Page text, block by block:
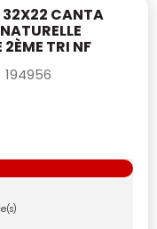
32X22 CANTA
NATURELLE
2ÈME TRI NF
194956